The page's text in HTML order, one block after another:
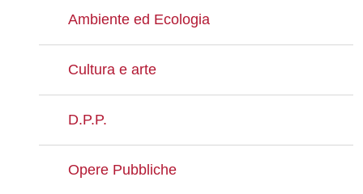
Ambiente ed Ecologia
Cultura e arte
D.P.P.
Opere Pubbliche